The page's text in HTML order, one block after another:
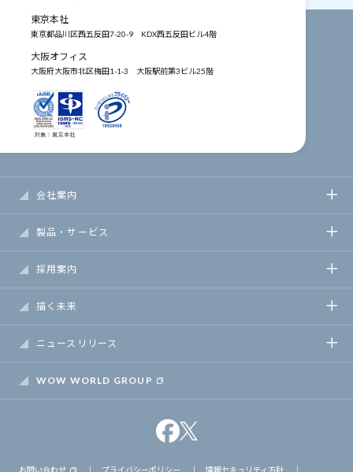
東京本社
東京都品川区西五反田7-20-9 KDX西五反田ビル4階
大阪オフィス
大阪府大阪市北区梅田1-1-3 大阪駅前第3ビル25階
会社案内
製品・サービス
採用案内
描く未来
ニュースリリース
WOW WORLD GROUP
お問い合わせ プライバシーポリシー 情報セキュリティ方針